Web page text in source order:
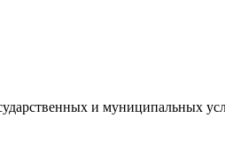
и муниципальных